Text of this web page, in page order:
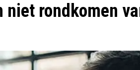
rondkomen